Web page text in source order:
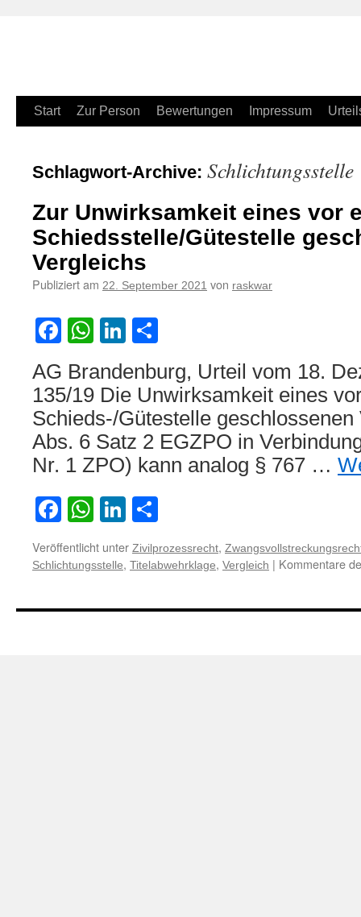
Zum
springen
Start Zur Person Bewertungen Impressum
Schlagwort-Archive: Schlichtungsstelle
Zur Unwirksamkeit eines vor
Schiedsstelle/Gütestelle
Vergleichs
Publiziert am 22. September 2021 von raskwar
Facebook
WhatsApp
LinkedIn
AG Brandenburg, Urteil vom 18.
135/19 Die Unwirksamkeit eines
Schieds-/Gütestelle
Abs. 6 Satz 2 EGZPO in
Nr. 1 ZPO) kann analog § 767 …
Facebook
WhatsApp
LinkedIn
Veröffentlicht unter Zivilprozessrecht,
Schlichtungsstelle, Titelabwehrklage, Vergleich | Kommentare